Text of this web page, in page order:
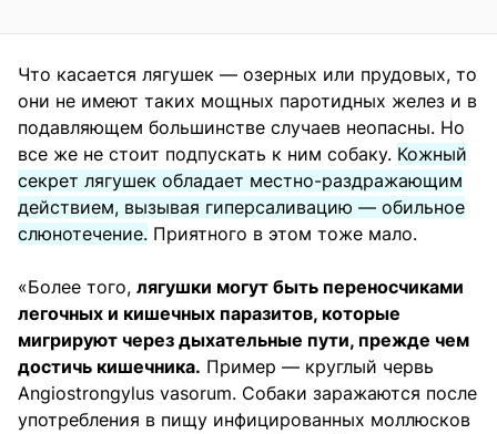
Что касается лягушек — озерных или прудовых, то
они не имеют таких мощных паротидных желез и в
подавляющем большинстве случаев неопасны. Но
все же не стоит подпускать к ним собаку. Кожный
секрет лягушек обладает местно-раздражающим
действием, вызывая гиперсаливацию — обильное
слюнотечение. Приятного в этом тоже мало.
«Более того, лягушки могут быть переносчиками
легочных и кишечных паразитов, которые
мигрируют через дыхательные пути, прежде чем
достичь кишечника. Пример — круглый червь
Angiostrongylus vasorum. Собаки заражаются после
употребления в пищу инфицированных моллюсков